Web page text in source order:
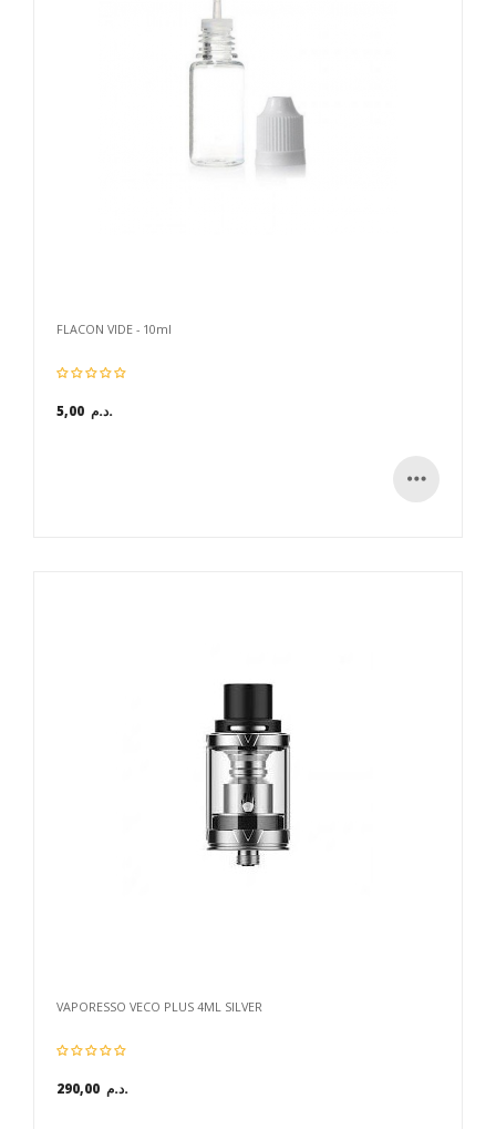
FLACON VIDE - 10ml
5,00 د.م.
VAPORESSO VECO PLUS 4ML SILVER
290,00 د.م.